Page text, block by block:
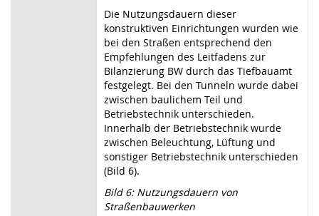
Die Nutzungsdauern dieser
konstruktiven Einrichtungen wurden wie
bei den Straßen entsprechend den
Empfehlungen des Leitfadens zur
Bilanzierung BW durch das Tiefbauamt
festgelegt. Bei den Tunneln wurde dabei
zwischen baulichem Teil und
Betriebstechnik unterschieden.
Innerhalb der Betriebstechnik wurde
zwischen Beleuchtung, Lüftung und
sonstiger Betriebstechnik unterschieden
(Bild 6).
Bild 6: Nutzungsdauern von
Straßenbauwerken